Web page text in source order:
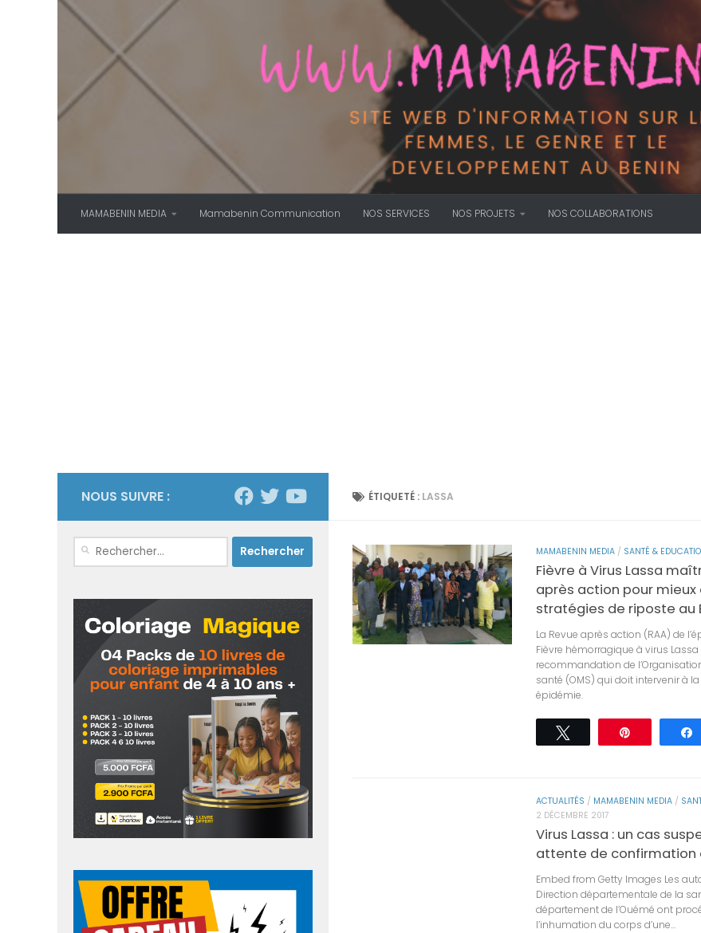
Skip to content
MAMABENIN MEDIA Mamabenin Communication NOS SERVICES NOS PROJETS NOS COLLABORATIONS
ÉTIQUETÉ : LASSA
MAMABENIN MEDIA / SANTÉ &
Fièvre à Virus Lassa
après action pour mieux
stratégies de riposte au
La Revue après action (RAA) de
Fièvre hémorragique à virus Lassa
recommandation de
santé (OMS) qui doit intervenir à
épidémie.
ACTUALITÉS / MAMABENIN MEDIA /
2 DÉCEMBRE 2017
Virus Lassa : un cas
attente de confirmation
Embed from Getty Images Les
Direction départementale de la
département de l’Ouémé ont
l’inhumation du corps d’une...
NOUS SUIVRE :
Rechercher :